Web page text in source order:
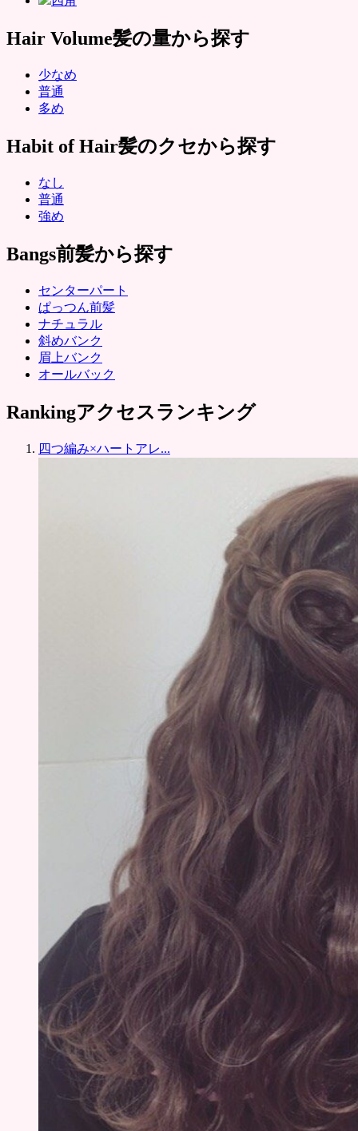
Hair Volume髪の量から探す
少なめ
普通
多め
Habit of Hair髪のクセから探す
なし
普通
強め
Bangs前髪から探す
センターパート
ぱっつん前髪
ナチュラル
斜めバンク
眉上バンク
オールバック
Rankingアクセスランキング
四つ編み×ハートアレ...